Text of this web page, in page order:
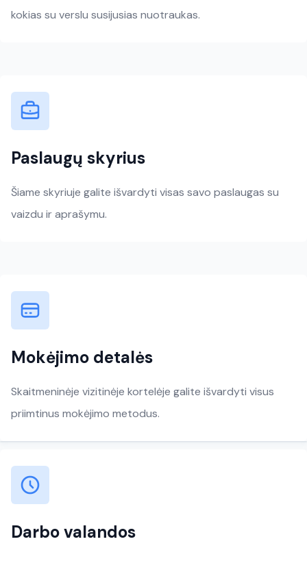
kokias su verslu susijusias nuotraukas.
Paslaugų skyrius
Šiame skyriuje galite išvardyti visas savo paslaugas su
vaizdu ir aprašymu.
Mokėjimo detalės
Skaitmeninėje vizitinėje kortelėje galite išvardyti visus
priimtinus mokėjimo metodus.
Darbo valandos